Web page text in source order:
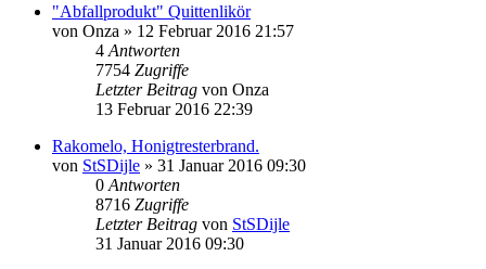
"Abfallprodukt" Quittenlikör
von Onza » 12 Februar 2016 21:57
4 Antworten
7754 Zugriffe
Letzter Beitrag von Onza
13 Februar 2016 22:39
Rakomelo, Honigtresterbrand.
von StSDijle » 31 Januar 2016 09:30
0 Antworten
8716 Zugriffe
Letzter Beitrag von StSDijle
31 Januar 2016 09:30